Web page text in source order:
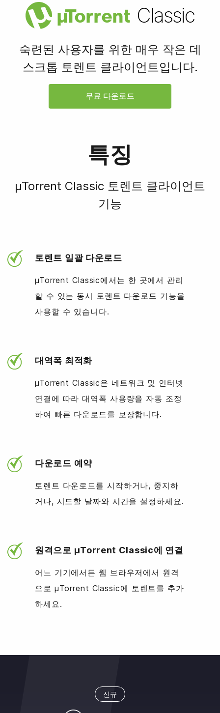
µTorrent Classic
숙련된 사용자를 위한 매우 작은 데
스크톱 토렌트 클라이언트입니다.
무료 다운로드
특징
µTorrent Classic 토렌트 클라이언트
기능
토렌트 일괄 다운로드
µTorrent Classic에서는 한 곳에서 관리
할 수 있는 동시 토렌트 다운로드 기능을
사용할 수 있습니다.
대역폭 최적화
µTorrent Classic은 네트워크 및 인터넷
연결에 따라 대역폭 사용량을 자동 조정
하여 빠른 다운로드를 보장합니다.
다운로드 예약
토렌트 다운로드를 시작하거나, 중지하
거나, 시드할 날짜와 시간을 설정하세요.
원격으로 µTorrent Classic에 연결
어느 기기에서든 웹 브라우저에서 원격
으로 µTorrent Classic에 토렌트를 추가
하세요.
신규